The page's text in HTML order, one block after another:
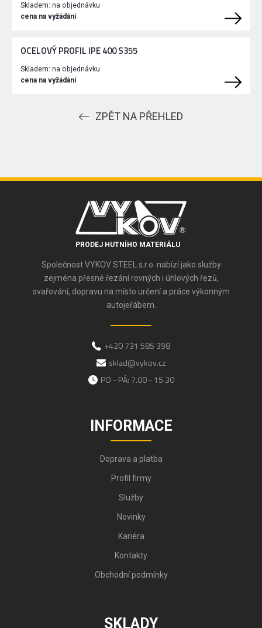
Skladem: na objednávku
cena na vyžádání
OCELOVÝ PROFIL IPE 400 S355
Skladem: na objednávku
cena na vyžádání
ZPĚT NA PŘEHLED
PRODEJ HUTNÍHO MATERIÁLU
Společnost VYKOV STEEL s.r.o. nabízí jako služby
zejména přesné řezání rovných i úhlových řezů,
svařování, dopravu na místo určení a práce výkonným
autojeřábem.
+420 731 585 398
sklad@vykov.cz
PO - PÁ: 7.00 - 15.30
INFORMACE
Doprava a platba
Profil firmy
Služby
Novinky
Kariéra
Kontakty
Obchodní podmínky
SKLADY